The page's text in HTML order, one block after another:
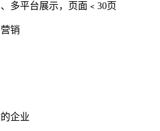
多平台展示，页面﹤30页
销
企业